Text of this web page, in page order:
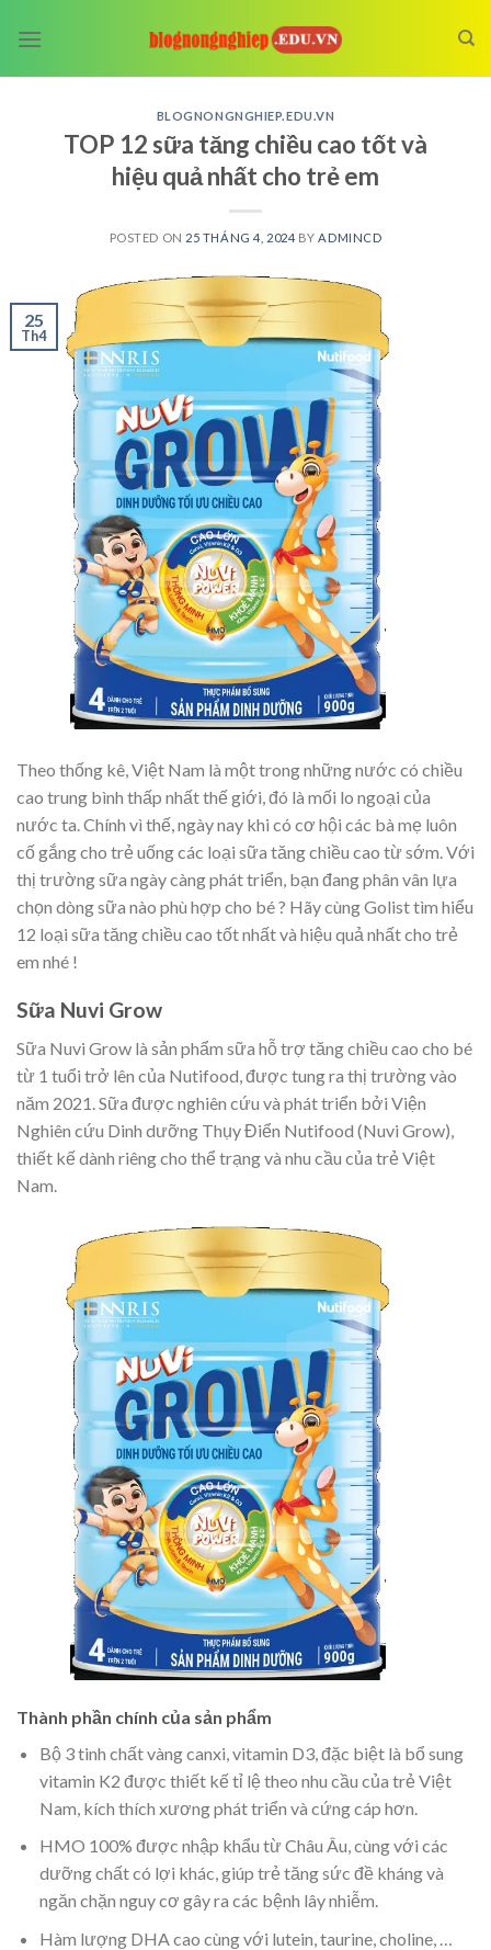
BLOGNONGNGHIEP.EDU.VN
TOP 12 sữa tăng chiều cao tốt và
hiệu quả nhất cho trẻ em
POSTED ON 25 THÁNG 4, 2024 BY ADMINCD
25
Th4
Theo thống kê, Việt Nam là một trong những nước có chiều
cao trung bình thấp nhất thế giới, đó là mối lo ngoại của
nước ta. Chính vì thế, ngày nay khi có cơ hội các bà mẹ luôn
cố gắng cho trẻ uống các loại sữa tăng chiều cao từ sớm. Với
thị trường sữa ngày càng phát triển, bạn đang phân vân lựa
chọn dòng sữa nào phù hợp cho bé ? Hãy cùng Golist tìm hiểu
12 loại sữa tăng chiều cao tốt nhất và hiệu quả nhất cho trẻ
em nhé !
Sữa Nuvi Grow
Sữa Nuvi Grow là sản phẩm sữa hỗ trợ tăng chiều cao cho bé
từ 1 tuổi trở lên của Nutifood, được tung ra thị trường vào
năm 2021. Sữa được nghiên cứu và phát triển bởi Viện
Nghiên cứu Dinh dưỡng Thụy Điển Nutifood (Nuvi Grow),
thiết kế dành riêng cho thể trạng và nhu cầu của trẻ Việt
Nam.
Thành phần chính của sản phẩm
Bộ 3 tinh chất vàng canxi, vitamin D3, đặc biệt là bổ sung
vitamin K2 được thiết kế tỉ lệ theo nhu cầu của trẻ Việt
Nam, kích thích xương phát triển và cứng cáp hơn.
HMO 100% được nhập khẩu từ Châu Âu, cùng với các
dưỡng chất có lợi khác, giúp trẻ tăng sức đề kháng và
ngăn chặn nguy cơ gây ra các bệnh lây nhiễm.
Hàm lượng DHA cao cùng với lutein, taurine, choline, …